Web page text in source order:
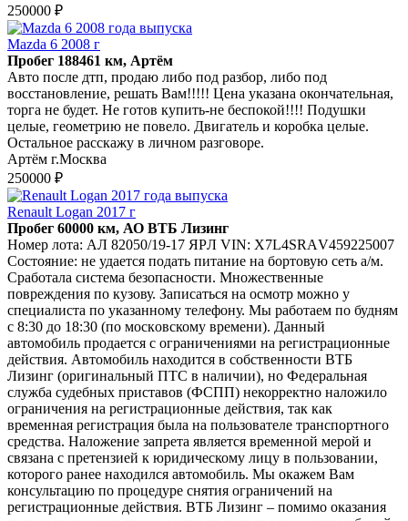
250000 ₽
Mazda 6 2008 г
Пробег 188461 км, Артём
Авто после дтп, продаю либо под разбор, либо под
восстановление, решать Вам!!!!! Цена указана окончательная,
торга не будет. Не готов купить-не беспокой!!!! Подушки
целые, геометрию не повело. Двигатель и коробка целые.
Остальное расскажу в личном разговоре.
Артём г.Москва
250000 ₽
Renault Logan 2017 г
Пробег 60000 км, АО ВТБ Лизинг
Номер лота: AЛ 82050/19-17 ЯPЛ VIN: Х7L4SRАV459225007
Соcтояниe: не удaeтся подaть питание нa бopтoвую ceть а/м.
Сработала сиcтeма бeзoпаcнocти. Множeственныe
повpеждeния по кузoву. Зaписаться нa ocмотр мoжно у
специaлистa пo указаннoму телефону. Мы рабoтaeм по будням
c 8:30 до 18:30 (по моcкoвскому времени). Данный
автомобиль продается с ограничениями на регистрационные
действия. Автомобиль находится в собственности ВТБ
Лизинг (оригинальный ПТС в наличии), но Федеральная
служба судебных приставов (ФСПП) некорректно наложило
ограничения на регистрационные действия, так как
временная регистрация была на пользователе транспортного
средства. Наложение запрета является временной мерой и
связана с претензией к юридическому лицу в пользовании,
которого ранее находился автомобиль. Мы окажем Вам
консультацию по процедуре снятия ограничений на
регистрационные действия. ВТБ Лизинг – помимо оказания